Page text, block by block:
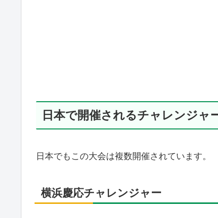
日本で開催されるチャレンジャ
日本でもこの大会は複数開催されています。
横浜慶応チャレンジャー